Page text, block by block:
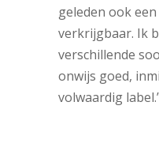
geleden ook
verkrijgbaar. Ik
verschillende
onwijs goed,
volwaardig